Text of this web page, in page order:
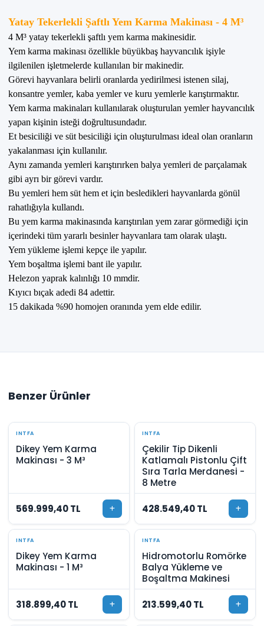
Yatay Tekerlekli Şaftlı Yem Karma Makinası - 4 M³
4 M³ yatay tekerlekli şaftlı yem karma makinesidir.
Yem karma makinası özellikle büyükbaş hayvancılık işiyle
ilgilenilen işletmelerde kullanılan bir makinedir.
Görevi hayvanlara belirli oranlarda yedirilmesi istenen silaj,
konsantre yemler, kaba yemler ve kuru yemlerle karıştırmaktır.
Yem karma makinaları kullanılarak oluşturulan yemler hayvancılık
yapan kişinin isteği doğrultusundadır.
Et besiciliği ve süt besiciliği için oluşturulması ideal olan oranların
yakalanması için kullanılır.
Aynı zamanda yemleri karıştırırken balya yemleri de parçalamak
gibi ayrı bir görevi vardır.
Bu yemleri hem süt hem et için besledikleri hayvanlarda gönül
rahatlığıyla kullandı.
Bu yem karma makinasında karıştırılan yem zarar görmediği için
içerindeki tüm yararlı besinler hayvanlara tam olarak ulaştı.
Yem yükleme işlemi kepçe ile yapılır.
Yem boşaltma işlemi bant ile yapılır.
Helezon yaprak kalınlığı 10 mmdir.
Kıyıcı bıçak adedi 84 adettir.
15 dakikada %90 homojen oranında yem elde edilir.
Benzer Ürünler
INTFA
Dikey Yem Karma
Makinası - 3 M³
569.999,40 TL
INTFA
Çekilir Tip Dikenli
Katlamalı Pistonlu Çift
Sıra Tarla Merdanesi -
8 Metre
428.549,40 TL
INTFA
Dikey Yem Karma
Makinası - 1 M³
318.899,40 TL
INTFA
Hidromotorlu Romörke
Balya Yükleme ve
Boşaltma Makinesi
213.599,40 TL